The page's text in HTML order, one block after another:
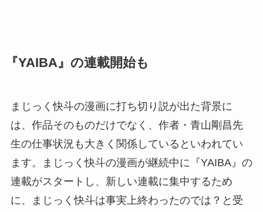
『YAIBA』の連載開始も
まじっく快斗の漫画に打ち切り説が出た背景に
は、作品そのものだけでなく、作者・青山剛昌先
生の仕事状況も大きく関係しているといわれてい
ます。まじっく快斗の漫画が継続中に『YAIBA』の
連載がスタートし、新しい連載に集中するため
に、まじっく快斗は事実上終わったのでは？と受